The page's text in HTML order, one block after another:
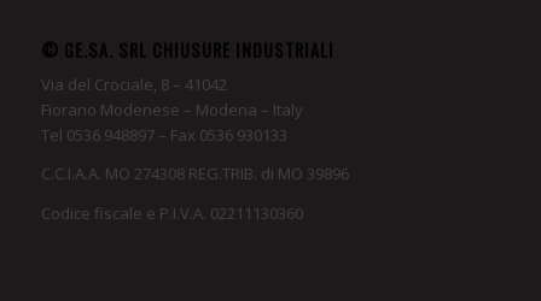
© GE.SA. SRL CHIUSURE INDUSTRIALI
Via del Crociale, 8 – 41042
Fiorano Modenese – Modena – Italy
Tel 0536 948897 – Fax 0536 930133
C.C.I.A.A. MO 274308 REG.TRIB. di MO 39896
Codice fiscale e P.I.V.A. 02211130360